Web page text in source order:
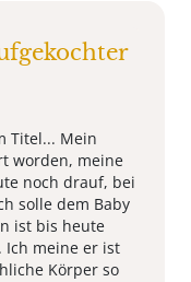
Titel... Mein
worden, meine
noch drauf, bei
solle dem Baby
ist bis heute
Ich meine er ist
Körper so